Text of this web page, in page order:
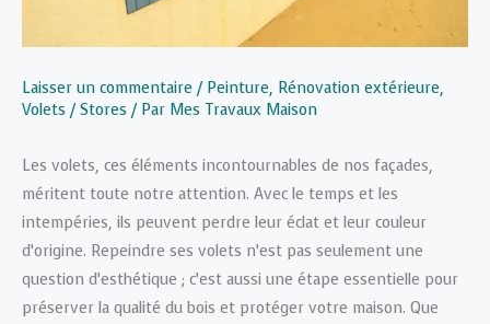
Laisser un commentaire / Peinture, Rénovation extérieure,
Volets / Stores / Par Mes Travaux Maison
Les volets, ces éléments incontournables de nos façades,
méritent toute notre attention. Avec le temps et les
intempéries, ils peuvent perdre leur éclat et leur couleur
d’origine. Repeindre ses volets n’est pas seulement une
question d’esthétique ; c’est aussi une étape essentielle pour
préserver la qualité du bois et protéger votre maison. Que